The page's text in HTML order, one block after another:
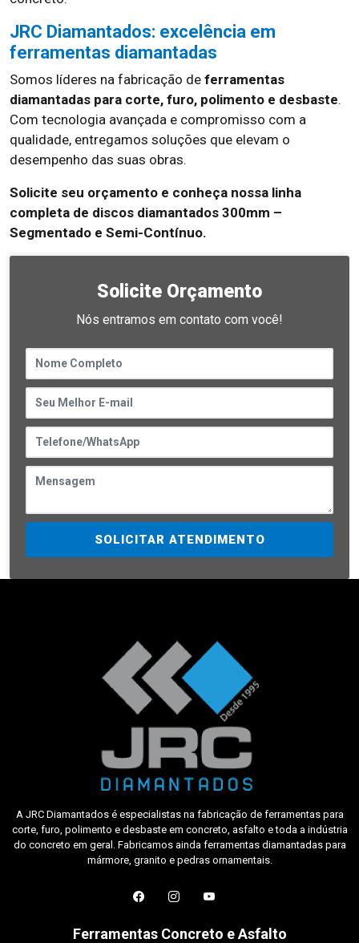
JRC Diamantados: excelência em
ferramentas diamantadas
Somos líderes na fabricação de ferramentas
diamantadas para corte, furo, polimento e desbaste.
Com tecnologia avançada e compromisso com a
qualidade, entregamos soluções que elevam o
desempenho das suas obras.
Solicite seu orçamento e conheça nossa linha
completa de discos diamantados 300mm –
Segmentado e Semi-Contínuo.
Solicite Orçamento
Nós entramos em contato com você!
SOLICITAR ATENDIMENTO
A JRC Diamantados é especialistas na fabricação de ferramentas para
corte, furo, polimento e desbaste em concreto, asfalto e toda a indústria
do concreto em geral. Fabricamos ainda ferramentas diamantadas para
mármore, granito e pedras ornamentais.
Ferramentas Concreto e Asfalto